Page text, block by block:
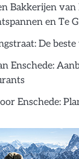
Bakkerijen van
en Te
De
Enschede:
Enschede: